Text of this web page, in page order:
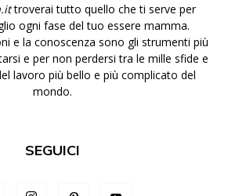
troverai tutto quello che ti serve per
ogni fase del tuo essere mamma.
e la conoscenza sono gli strumenti più
e per non perdersi tra le mille sfide e
lavoro più bello e più complicato del
mondo.
SEGUICI